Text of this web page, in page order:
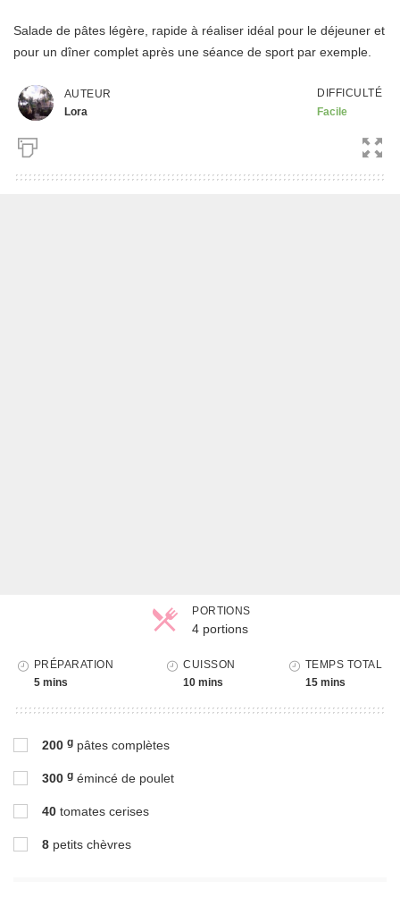
Salade de pâtes légère, rapide à réaliser idéal pour le déjeuner et
pour un dîner complet après une séance de sport par exemple.
AUTEUR
Lora
DIFFICULTÉ
Facile
PORTIONS
4 portionsParts
PRÉPARATION
5 mins
CUISSON
10 mins
TEMPS TOTAL
15 mins
200 g pâtes complètes
300 g émincé de poulet
40 tomates cerises
8 petits chèvres